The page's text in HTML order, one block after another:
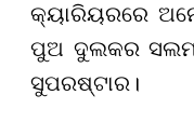
କ୍ୟାରିୟରରେ
ପୁଅ ଦୁଲକର
ସୁପରଷ୍ଟାର।